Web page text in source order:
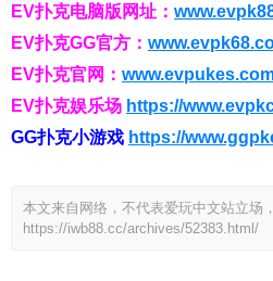
EV扑克电脑版网址：
EV扑克GG官方：
EV扑克官网：
EV扑克娱乐场 https://
GG扑克小游戏 https://
本文来自网络，不代表爱玩中文站立场
https://iwb88.cc/archives/52383.html/